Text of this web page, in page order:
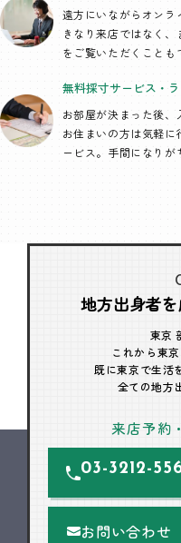
遠方にいながらオンラ
きなり来店ではなく
をご覧いただくことも
無料採寸サービス・
お部屋が決まった後
お住まいの方は気軽
ービス。手間になりが
地方出身者
東京
これから東
既に東京で生活
全ての地方
来店予約
03-3212-
お問い合わせ